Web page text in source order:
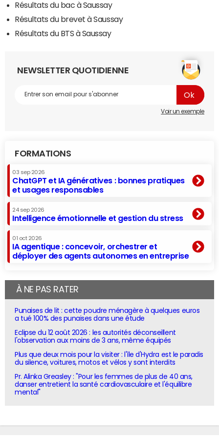
Résultats du bac à Saussay
Résultats du brevet à Saussay
Résultats du BTS à Saussay
NEWSLETTER QUOTIDIENNE
Voir un exemple
FORMATIONS
03 sep 2026
ChatGPT et IA génératives : bonnes pratiques
et usages responsables
24 sep 2026
Intelligence émotionnelle et gestion du stress
01 oct 2026
IA agentique : concevoir, orchestrer et
déployer des agents autonomes en entreprise
À NE PAS RATER
Punaises de lit : cette poudre ménagère à quelques euros
a tué 100% des punaises dans une étude
Eclipse du 12 août 2026 : les autorités déconseillent
l'observation aux moins de 3 ans, même équipés
Plus que deux mois pour la visiter : l'île d'Hydra est le paradis
du silence, voitures, motos et vélos y sont interdits
Pr. Alinka Greasley : "Pour les femmes de plus de 40 ans,
danser entretient la santé cardiovasculaire et l'équilibre
mental"